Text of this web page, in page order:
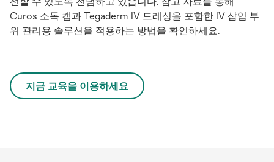
Curos 소독 캡과 Tegaderm IV 드레싱을 포함한 IV 삽입 부
위 관리용 솔루션을 적용하는 방법을 확인하세요.
지금 교육을 이용하세요